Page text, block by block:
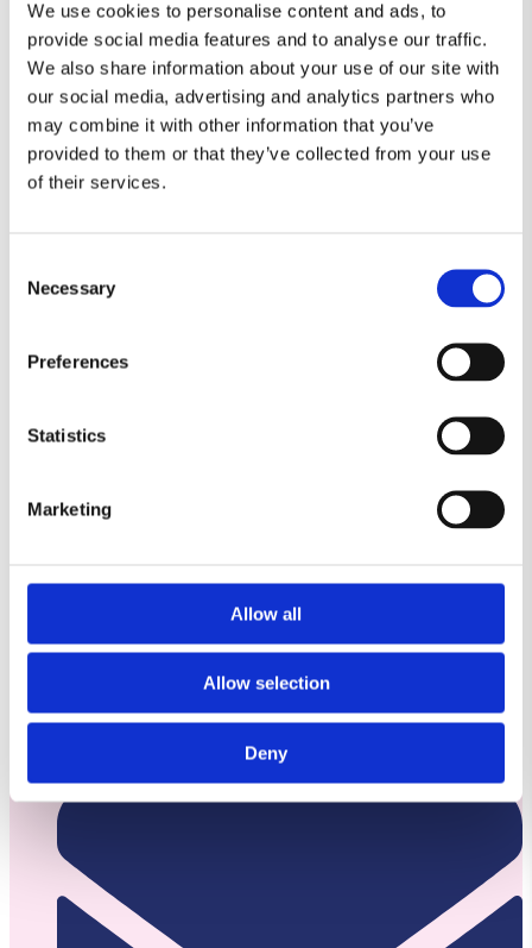
We use cookies to personalise content and ads, to
provide social media features and to analyse our traffic.
We also share information about your use of our site with
our social media, advertising and analytics partners who
may combine it with other information that you’ve
provided to them or that they’ve collected from your use
of their services.
Selection
Necessary
Preferences
Statistics
Marketing
Allow all
Allow selection
Deny
HARIBO JUL KARAMEL LAKRIDS
LAKTOSEFRI MALACO MAOAM
MARS MORS DAG NYT SLIK
SKUM
TYGGEGUMMI VINGUMMI
VIVIL
Lovvej,
4700 Næstved